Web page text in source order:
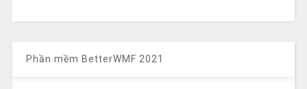
Phần mềm BetterWMF 2021